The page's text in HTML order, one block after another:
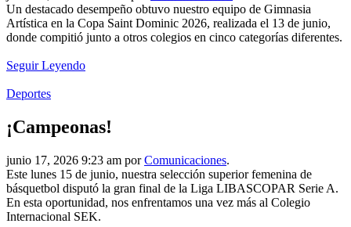
Un destacado desempeño obtuvo nuestro equipo de Gimnasia
Artística en la Copa Saint Dominic 2026, realizada el 13 de junio,
donde compitió junto a otros colegios en cinco categorías diferentes.
Seguir Leyendo
Deportes
¡Campeonas!
junio 17, 2026 9:23 am porComunicaciones.
Este lunes 15 de junio, nuestra selección superior femenina de
básquetbol disputó la gran final de la Liga LIBASCOPAR Serie A.
En esta oportunidad, nos enfrentamos una vez más al Colegio
Internacional SEK.